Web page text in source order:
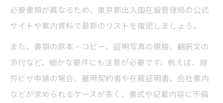
必要書類が異なるため、東京都出入国在留管理局の公式
サイトや案内資料で最新のリストを確認しましょう。
また、書類の原本・コピー、証明写真の規格、翻訳文の
添付など、細かな要件にも注意が必要です。例えば、就
労ビザ申請の場合、雇用契約書や在籍証明書、会社案内
などが求められるケースが多く、書式や記載内容に不備